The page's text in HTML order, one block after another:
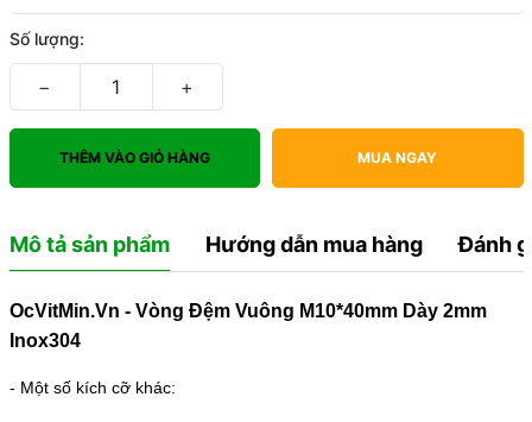
Số lượng:
− +
THÊM VÀO GIỎ HÀNG MUA NGAY
Mô tả sản phẩm Hướng dẫn mua hàng Đánh
OcVitMin.Vn - Vòng Đệm Vuông M10*40mm Dày 2mm
Inox304
- Một số kích cỡ khác: